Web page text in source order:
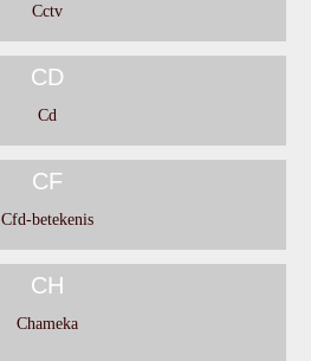
Cctv
CD
Cd
CF
Cfd-betekenis
CH
Chameka